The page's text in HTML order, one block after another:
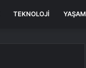
TEKNOLOJI YAŞAM